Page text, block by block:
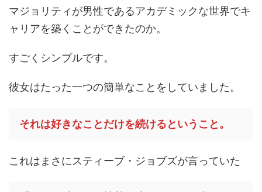
マジョリティが男性であるアカデミックな世界でキ
ャリアを築くことができたのか。
すごくシンプルです。
彼女はたった一つの簡単なことをしていました。
それは好きなことだけを続けるということ。
これはまさにスティーブ・ジョブズが言っていた